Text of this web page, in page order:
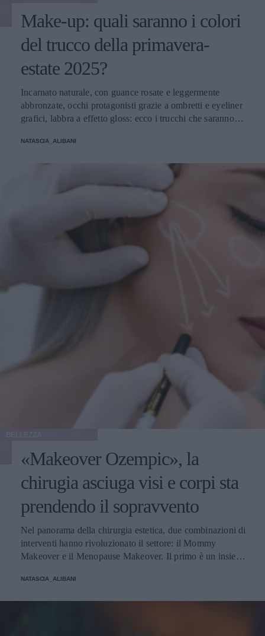
Make-up: quali saranno i colori
del trucco della primavera-
estate 2025?
Incarnato naturale, con guance rosate e leggermente
abbronzate, occhi protagonisti grazie a ombretti e eyeliner
grafici, labbra a effetto gloss: ecco i trucchi che saranno
NATASCIA_ALIBANI
«Makeover Ozempic», la
chirugia asciuga visi e corpi sta
prendendo il sopravvento
Nel panorama della chirurgia estetica, due combinazioni di
interventi hanno rivoluzionato il settore: il Mommy
Makeover e il Menopause Makeover. Il primo è un insieme
donne a recuperare la forma fisica e l'aspetto che avevano
NATASCIA_ALIBANI